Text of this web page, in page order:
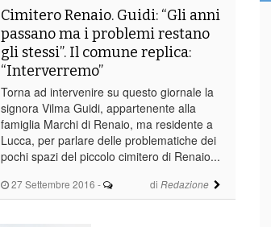
27 Settembre 2016 - di Redazione
Cimitero Renaio. Guidi: “Gli anni
passano ma i problemi restano
gli stessi”. Il comune replica:
“Interverremo”
Torna ad intervenire su questo giornale la
signora Vilma Guidi, appartenente alla
famiglia Marchi di Renaio, ma residente a
Lucca, per parlare delle problematiche dei
pochi spazi del piccolo cimitero di Renaio...